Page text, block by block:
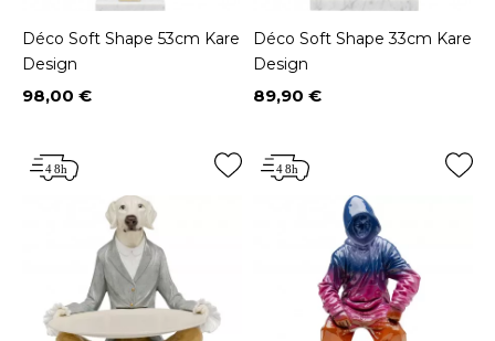
Déco Soft Shape 53cm Kare
Design
Prix
98,00 €
Déco Soft Shape 33cm Kare
Design
Prix
89,90 €